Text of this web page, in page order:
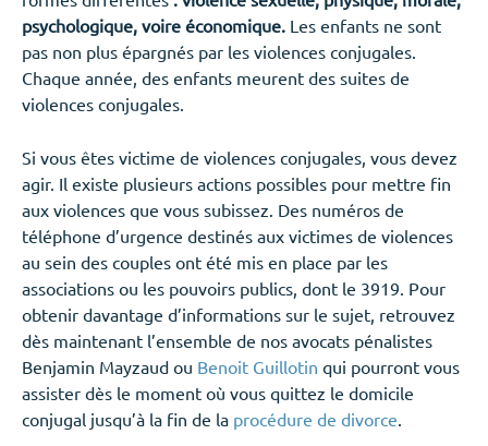
psychologique, voire économique. Les enfants ne sont
pas non plus épargnés par les violences conjugales.
Chaque année, des enfants meurent des suites de
violences conjugales.
Si vous êtes victime de violences conjugales, vous devez
agir. Il existe plusieurs actions possibles pour mettre fin
aux violences que vous subissez. Des numéros de
téléphone d’urgence destinés aux victimes de violences
au sein des couples ont été mis en place par les
associations ou les pouvoirs publics, dont le 3919. Pour
obtenir davantage d’informations sur le sujet, retrouvez
dès maintenant l’ensemble de nos avocats pénalistes
Benjamin Mayzaud ou Benoit Guillotin qui pourront vous
assister dès le moment où vous quittez le domicile
conjugal jusqu’à la fin de la procédure de divorce.